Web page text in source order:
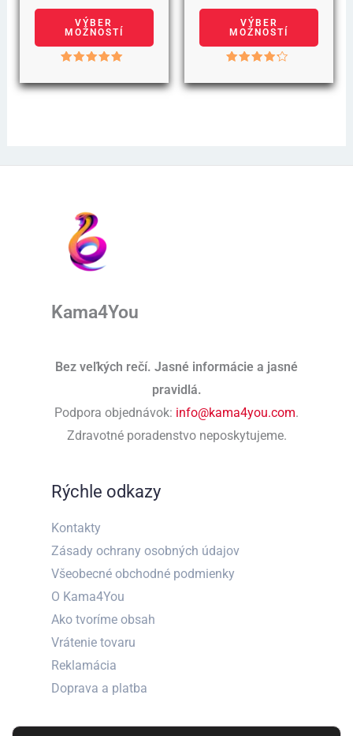
VÝBER
MOŽNOSTÍ
vybrať
5.00
z 5
VÝBER
MOŽNOSTÍ
vybrať
4.00
z 5
Kama4You
Bez veľkých rečí. Jasné informácie a jasné
pravidlá.
Podpora objednávok: info@kama4you.com.
Zdravotné poradenstvo neposkytujeme.
Rýchle odkazy
Kontakty
Zásady ochrany osobných údajov
Všeobecné obchodné podmienky
O Kama4You
Ako tvoríme obsah
Vrátenie tovaru
Reklamácia
Doprava a platba